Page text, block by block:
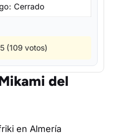
Cerrado
(109 votos)
del
en Almería